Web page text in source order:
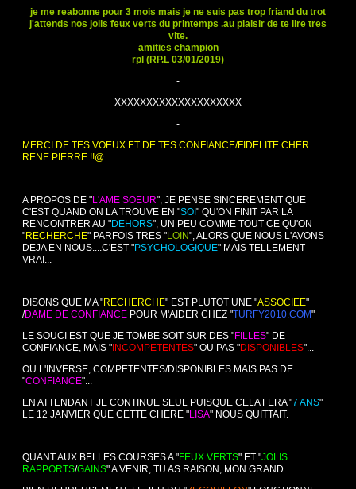
je me reabonne pour 3 mois mais je ne suis pas trop friand du trot
j'attends nos jolis feux verts du printemps .au plaisir de te lire tres
vite.
amities champion
rpl (RP.L 03/01/2019)
-
XXXXXXXXXXXXXXXXXXXX
-
MERCI DE TES VOEUX ET DE TES CONFIANCE/FIDELITE CHER
RENE PIERRE !!@...
A PROPOS DE "L'AME SOEUR", JE PENSE SINCEREMENT QUE
C'EST QUAND ON LA TROUVE EN "SOI " QU'ON FINIT PAR LA
RENCONTRER AU "DEHORS", UN PEU COMME TOUT CE QU'ON
"RECHERCHE" PARFOIS TRES "LOIN", ALORS QUE NOUS L'AVONS
DEJA EN NOUS....C'EST "PSYCHOLOGIQUE" MAIS TELLEMENT
VRAI...
DISONS QUE MA "RECHERCHE" EST PLUTOT UNE "ASSOCIEE"
/DAME DE CONFIANCE POUR M'AIDER CHEZ "TURFY2010.COM"
LE SOUCI EST QUE JE TOMBE SOIT SUR DES "FILLES" DE
CONFIANCE, MAIS " INCOMPETENTES" OU PAS "DISPONIBLES"...
OU L'INVERSE, COMPETENTES/DISPONIBLES MAIS PAS DE
"CONFIANCE"...
EN ATTENDANT JE CONTINUE SEUL PUISQUE CELA FERA "7 ANS"
LE 12 JANVIER QUE CETTE CHERE "LISA" NOUS QUITTAIT.
QUANT AUX BELLES COURSES A "FEUX VERTS" ET "JOLIS
RAPPORTS/GAINS" A VENIR, TU AS RAISON, MON GRAND...